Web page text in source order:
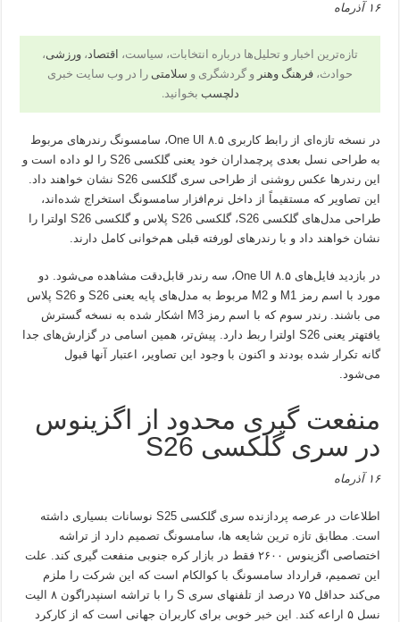
۱۶ آذرماه
تازه‌ترین اخبار و تحلیل‌ها درباره انتخابات، سیاست، اقتصاد، ورزشی،
حوادث، فرهنگ وهنر و گردشگری و سلامتی را در وب سایت خبری
دلچسب بخوانید.
در نسخه تازه‌ای از رابط کاربری One UI ۸.۵، سامسونگ رندرهای مربوط
به طراحی نسل بعدی پرچمداران خود یعنی گلکسی S26 را لو داده است و
این رندرها عکس روشنی از طراحی سری گلکسی S26 نشان خواهند داد.
این تصاویر که مستقیماً از داخل نرم‌افزار سامسونگ استخراج شده‌اند،
طراحی مدل‌های گلکسی S26، گلکسی S26 پلاس و گلکسی S26 اولترا را
نشان خواهند داد و با رندرهای لو‌رفته قبلی هم‌خوانی کامل دارند.
در بازدید فایل‌های One UI ۸.۵، سه رندر قابل‌دقت مشاهده می‌شود. دو
مورد با اسم رمز M1 و M2 مربوط به مدل‌های پایه یعنی S26 و S26 پلاس
می باشند. رندر سوم که با اسم رمز M3 اشکار شده به نسخه گسترش
یافتهتر یعنی S26 اولترا ربط دارد. پیش‌تر، همین اسامی در گزارش‌های جدا
گانه تکرار شده بودند و اکنون با وجود این تصاویر، اعتبار آنها قبول
می‌شود.
منفعت گیری محدود از اگزینوس
در سری گلکسی S26
۱۶ آذرماه
اطلاعات در عرصه پردازنده سری گلکسی S25 نوسانات بسیاری داشته
است. مطابق تازه ترین شایعه ها، سامسونگ تصمیم دارد از تراشه
اختصاصی اگزینوس ۲۶۰۰ فقط در بازار کره جنوبی منفعت گیری کند. علت
این تصمیم، قرارداد سامسونگ با کوالکام است که این شرکت را ملزم
می‌کند حداقل ۷۵ درصد از تلفنهای سری S را با تراشه اسنپدراگون ۸ الیت
نسل ۵ اراعه کند. این
خبر خوبی برای کاربران جهانی است که از کارکرد